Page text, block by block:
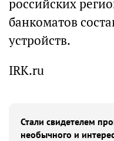
российских
банкоматов
устройств.
IRK.ru
Стали свидетелем
необычного и